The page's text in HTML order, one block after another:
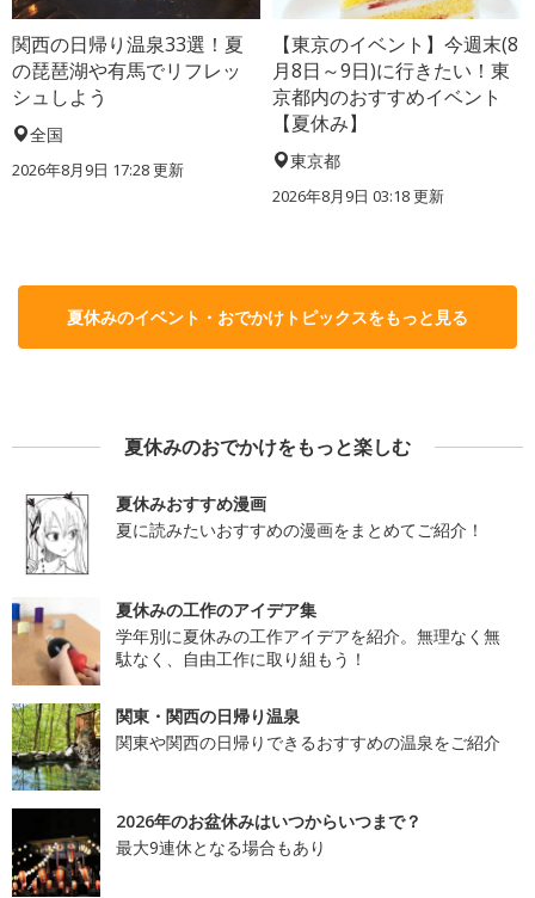
関西の日帰り温泉33選！夏
の琵琶湖や有馬でリフレッ
シュしよう
全国
2026年8月9日 17:28更新
【東京のイベント】今週末(8
月8日～9日)に行きたい！東
京都内のおすすめイベント
【夏休み】
東京都
2026年8月9日 03:18更新
夏休みのイベント・おでかけトピックスをもっと見る
夏休みのおでかけをもっと楽しむ
夏休みおすすめ漫画
夏に読みたいおすすめの漫画をまとめてご紹介！
夏休みの工作のアイデア集
学年別に夏休みの工作アイデアを紹介。無理なく無
駄なく、自由工作に取り組もう！
関東・関西の日帰り温泉
関東や関西の日帰りできるおすすめの温泉をご紹介
2026年のお盆休みはいつからいつまで？
最大9連休となる場合もあり